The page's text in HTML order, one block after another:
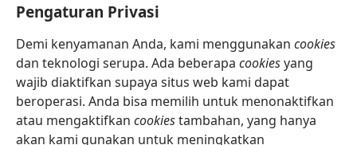
Pengaturan Privasi
Demi kenyamanan Anda, kami menggunakan cookies
dan teknologi serupa. Ada beberapa cookiesyang
wajib diaktifkan supaya situs web kami dapat
beroperasi. Anda bisa memilih untuk menonaktifkan
atau mengaktifkan cookiestambahan, yang hanya
akan kami gunakan untuk meningkatkan
baru)Video
Cari
Sumbangan
(terbuka
di
window
baru)
PERPUSTAKAAN ONLINE Menara Pengawal
(terbuka